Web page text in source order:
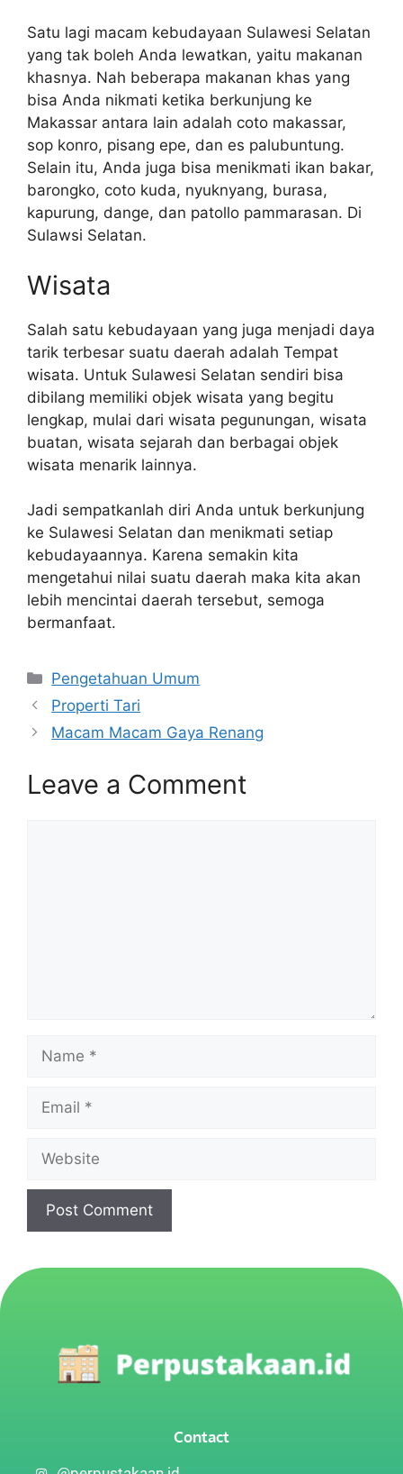
Satu lagi macam kebudayaan Sulawesi Selatan
yang tak boleh Anda lewatkan, yaitu makanan
khasnya. Nah beberapa makanan khas yang
bisa Anda nikmati ketika berkunjung ke
Makassar antara lain adalah coto makassar,
sop konro, pisang epe, dan es palubuntung.
Selain itu, Anda juga bisa menikmati ikan bakar,
barongko, coto kuda, nyuknyang, burasa,
kapurung, dange, dan patollo pammarasan. Di
Sulawsi Selatan.
Wisata
Salah satu kebudayaan yang juga menjadi daya
tarik terbesar suatu daerah adalah Tempat
wisata. Untuk Sulawesi Selatan sendiri bisa
dibilang memiliki objek wisata yang begitu
lengkap, mulai dari wisata pegunungan, wisata
buatan, wisata sejarah dan berbagai objek
wisata menarik lainnya.
Jadi sempatkanlah diri Anda untuk berkunjung
ke Sulawesi Selatan dan menikmati setiap
kebudayaannya. Karena semakin kita
mengetahui nilai suatu daerah maka kita akan
lebih mencintai daerah tersebut, semoga
bermanfaat.
Pengetahuan Umum
Properti Tari
Macam Macam Gaya Renang
Leave a Comment
Contact